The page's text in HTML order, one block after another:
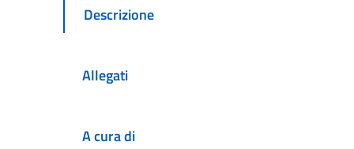
Descrizione
Allegati
A cura di